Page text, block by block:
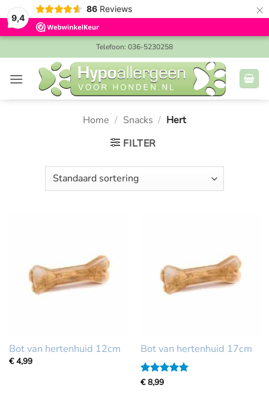
9,4
86 Reviews ×
Ga
naar
inhoud
Telefoon: 036-5230258
Home / Snacks / Hert
FILTER
Bot van hertenhuid 12cm
€4,99
Bot van hertenhuid 17cm
Gewaardeerd
€8,99